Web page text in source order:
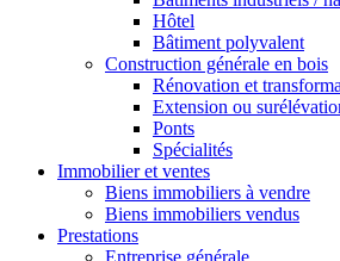
Hôtel
Bâtiment polyvalent
Construction générale en bois
Rénovation et
Extension ou
Ponts
Spécialités
Immobilier et ventes
Biens immobiliers à vendre
Biens immobiliers vendus
Prestations
Entreprise générale